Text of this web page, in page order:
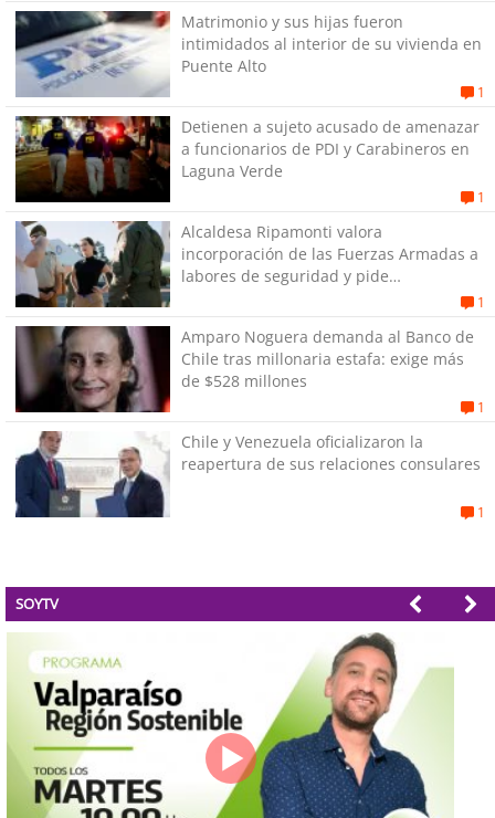
Matrimonio y sus hijas fueron
intimidados al interior de su vivienda en
Puente Alto
1
Detienen a sujeto acusado de amenazar
a funcionarios de PDI y Carabineros en
Laguna Verde
1
Alcaldesa Ripamonti valora
incorporación de las Fuerzas Armadas a
labores de seguridad y pide
1
Amparo Noguera demanda al Banco de
Chile tras millonaria estafa: exige más
de $528 millones
1
Chile y Venezuela oficializaron la
reapertura de sus relaciones consulares
1
SOYTV